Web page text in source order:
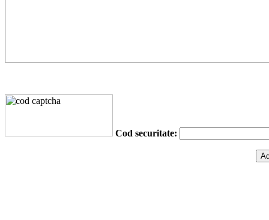
Cod securitate: